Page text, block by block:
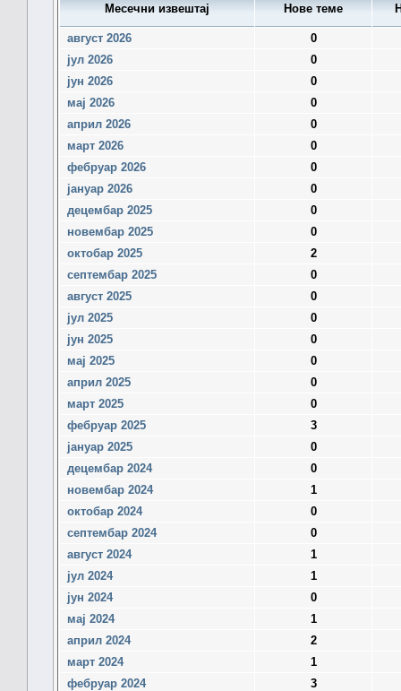
Месечни извештај Нове теме
август 2026
0
јул 2026
0
јун 2026
0
мај 2026
0
април 2026
0
март 2026
0
фебруар 2026
0
јануар 2026
0
децембар 2025
0
новембар 2025
0
октобар 2025
2
септембар 2025
0
август 2025
0
јул 2025
0
јун 2025
0
мај 2025
0
април 2025
0
март 2025
0
фебруар 2025
3
јануар 2025
0
децембар 2024
0
новембар 2024
1
октобар 2024
0
септембар 2024
0
август 2024
1
јул 2024
1
јун 2024
0
мај 2024
1
април 2024
2
март 2024
1
фебруар 2024
3